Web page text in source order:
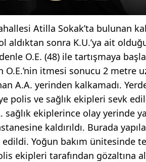
Atilla Sokak’ta bulunan
aldıktan sonra K.U.’ya ait
O.E. (48) ile tartışmaya
O.E.’nin itmesi sonucu 2
A.A. yerinden kalkamadı.
polis ve sağlık ekipleri sevk
sağlık ekiplerince olay yerinde
kaldırıldı. Burada
Yoğun bakım ünitesinde
ekipleri tarafından gözaltına